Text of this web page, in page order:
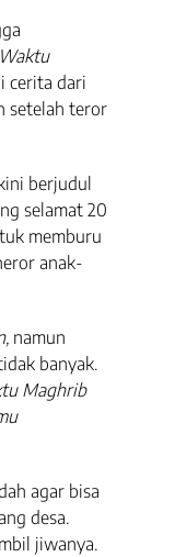
Waktu
cerita dari
setelah teror
berjudul
selamat 20
memburu
anak-
namun
banyak.
Maghrib
agar bisa
desa.
jiwanya.